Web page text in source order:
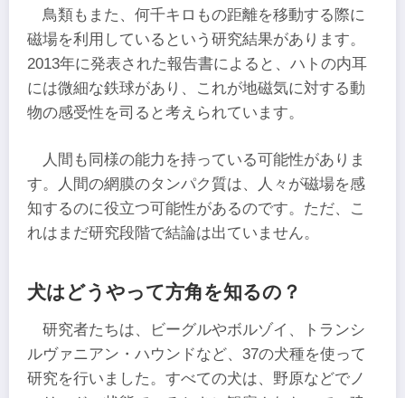
鳥類もまた、何千キロもの距離を移動する際に
磁場を利用しているという研究結果があります。
2013年に発表された報告書によると、ハトの内耳
には微細な鉄球があり、これが地磁気に対する動
物の感受性を司ると考えられています。
人間も同様の能力を持っている可能性がありま
す。人間の網膜のタンパク質は、人々が磁場を感
知するのに役立つ可能性があるのです。ただ、こ
れはまだ研究段階で結論は出ていません。
犬はどうやって方角を知るの？
研究者たちは、ビーグルやボルゾイ、トランシ
ルヴァニアン・ハウンドなど、37の犬種を使って
研究を行いました。すべての犬は、野原などでノ